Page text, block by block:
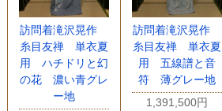
訪問着滝沢晃作
糸目友禅 単衣夏
用 ハチドリと幻
の花 濃い青グレ
ー地
訪問着滝沢晃作
糸目友禅 単衣夏
用 五線譜と音
符 薄グレー地
1,391,500円